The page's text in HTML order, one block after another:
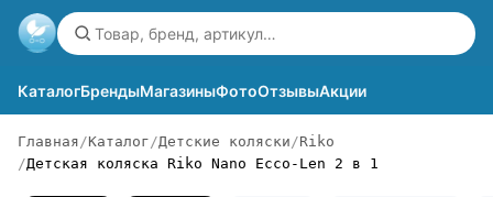
КаталогБрендыМагазиныФотоОтзывыАкции
Главная Каталог Детские коляски
Riko
Детская коляска Riko Nano Ecco-Len 2 в 1